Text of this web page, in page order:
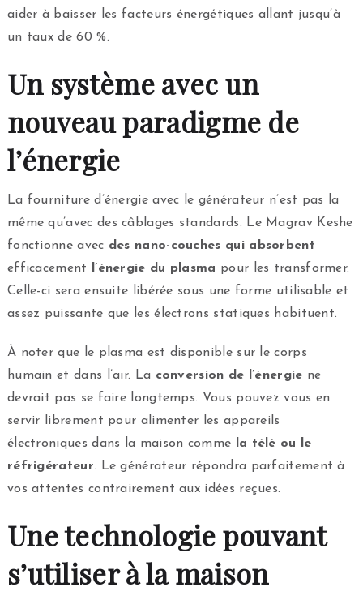
aider à baisser les facteurs énergétiques allant jusqu’à
un taux de 60 %.
Un système avec un
nouveau paradigme de
l’énergie
La fourniture d’énergie avec le générateur n’est pas la
même qu’avec des câblages standards. Le Magrav Keshe
fonctionne avec des nano-couches qui absorbent
efficacement l’énergie du plasma pour les transformer.
Celle-ci sera ensuite libérée sous une forme utilisable et
assez puissante que les électrons statiques habituent.
À noter que le plasma est disponible sur le corps
humain et dans l’air. La conversion de l’énergie ne
devrait pas se faire longtemps. Vous pouvez vous en
servir librement pour alimenter les appareils
électroniques dans la maison comme la télé ou le
réfrigérateur. Le générateur répondra parfaitement à
vos attentes contrairement aux idées reçues.
Une technologie pouvant
s’utiliser à la maison